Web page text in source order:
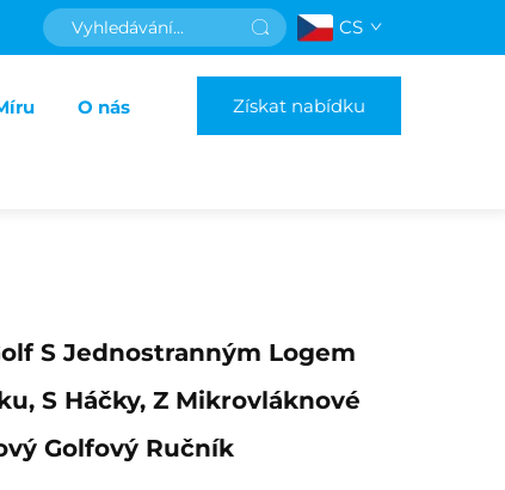
CS
O nás Získat nabídku
S Jednostranným Logem
S Háčky, Z Mikrovláknové
Golfový Ručník